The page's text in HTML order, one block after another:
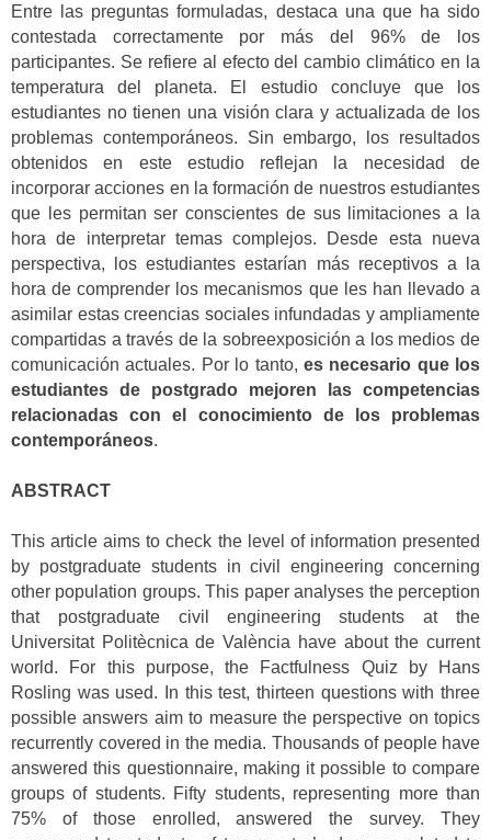
Entre las preguntas formuladas, destaca una que ha sido
contestada correctamente por más del 96% de los
participantes. Se refiere al efecto del cambio climático en la
temperatura del planeta. El estudio concluye que los
estudiantes no tienen una visión clara y actualizada de los
problemas contemporáneos. Sin embargo, los resultados
obtenidos en este estudio reflejan la necesidad de
incorporar acciones en la formación de nuestros estudiantes
que les permitan ser conscientes de sus limitaciones a la
hora de interpretar temas complejos. Desde esta nueva
perspectiva, los estudiantes estarían más receptivos a la
hora de comprender los mecanismos que les han llevado a
asimilar estas creencias sociales infundadas y ampliamente
compartidas a través de la sobreexposición a los medios de
comunicación actuales. Por lo tanto, es necesario que los
estudiantes de postgrado mejoren las competencias
relacionadas con el conocimiento de los problemas
contemporáneos.
ABSTRACT
This article aims to check the level of information presented
by postgraduate students in civil engineering concerning
other population groups. This paper analyses the perception
that postgraduate civil engineering students at the
Universitat Politècnica de València have about the current
world. For this purpose, the Factfulness Quiz by Hans
Rosling was used. In this test, thirteen questions with three
possible answers aim to measure the perspective on topics
recurrently covered in the media. Thousands of people have
answered this questionnaire, making it possible to compare
groups of students. Fifty students, representing more than
75% of those enrolled, answered the survey. They